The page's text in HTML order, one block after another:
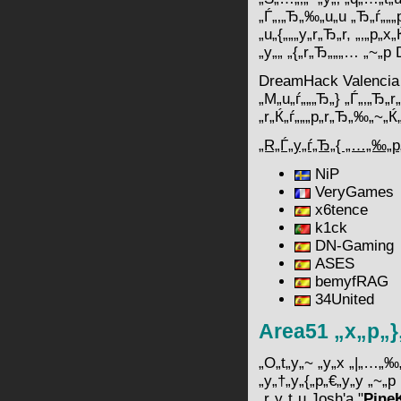
„Ѓ„‚„Ђ„‰„u„u
„u„{„„„y„r„Ђ„r,
„y„„ „{„r„Ђ„„„…
DreamHack Valencia
„M„u„ѓ„„„Ђ„}
„R„Ѓ„y„ѓ„Ђ„{
NiP
VeryGames
x6tence
k1ck
DN-
ASES
bemyfRAG
34United
Area51
„O„t„y„~ „y„x
„y„†„y„{„p„€„y„y „~„p